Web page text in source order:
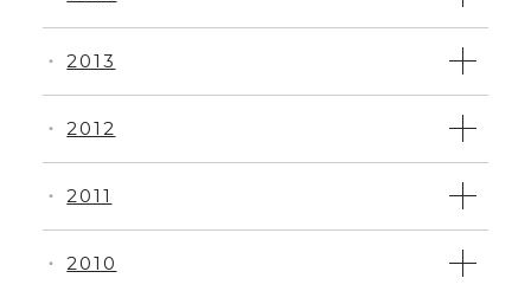
・ 2010
・ 2011
・ 2012
・ 2013